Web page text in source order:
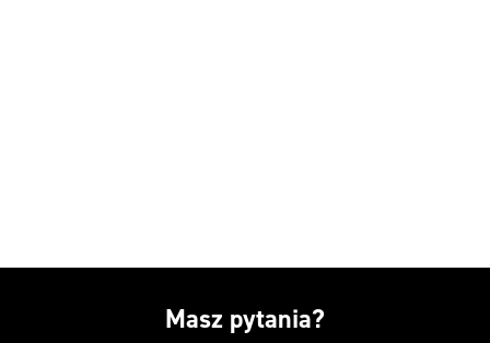
Masz pytania?